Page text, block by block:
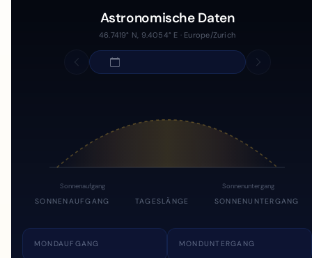
Astronomische Daten
46.7419° N, 9.4054° E · Europe/Zurich
Sonnenaufgang Sonnenuntergang
SONNENAUFGANG TAGESLÄNGE SONNENUNTERGANG
MONDAUFGANG MONDUNTERGANG